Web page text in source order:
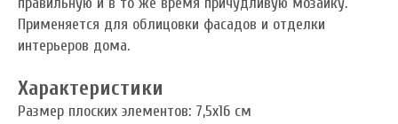
Применяется для облицовки фасадов и отделки
интерьеров дома.
Характеристики
Размер плоских элементов: 7,5x16 см